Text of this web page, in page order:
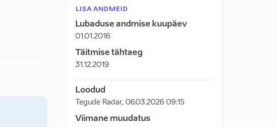
LISA ANDMEID
Lubaduse andmise kuupäev
01.01.2016
Täitmise tähtaeg
31.12.2019
Loodud
Tegude Radar, 06.03.2026 09:15
Viimane muudatus